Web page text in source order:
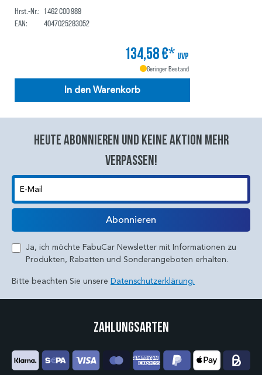
Hrst.-Nr.: 1 462 C00 989
EAN:
4047025283052
134,58 €* UVP
Geringer Bestand
In den Warenkorb
Heute abonnieren und keine aktion mehr
verpassen!
E-Mail
Abonnieren
Ja, ich möchte FabuCar Newsletter mit Informationen zu
Produkten, Rabatten und Sonderangeboten erhalten.
Bitte beachten Sie unsere Datenschutzerklärung.
Zahlungsarten